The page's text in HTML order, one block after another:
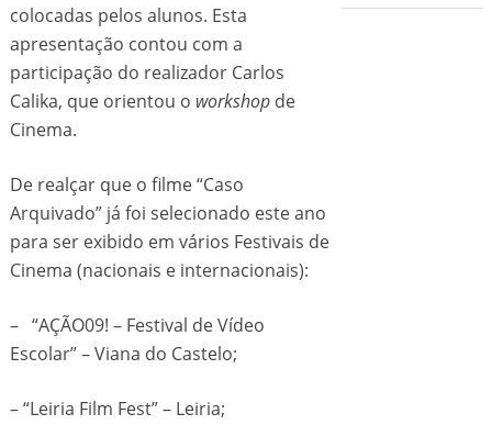
colocadas pelos alunos. Esta
apresentação contou com a
participação do realizador Carlos
Calika, que orientou o workshop de
Cinema.
De realçar que o filme “Caso
Arquivado” já foi selecionado este ano
para ser exibido em vários Festivais de
Cinema (nacionais e internacionais):
– “AÇÃO09! – Festival de Vídeo
Escolar” – Viana do Castelo;
– “Leiria Film Fest” – Leiria;